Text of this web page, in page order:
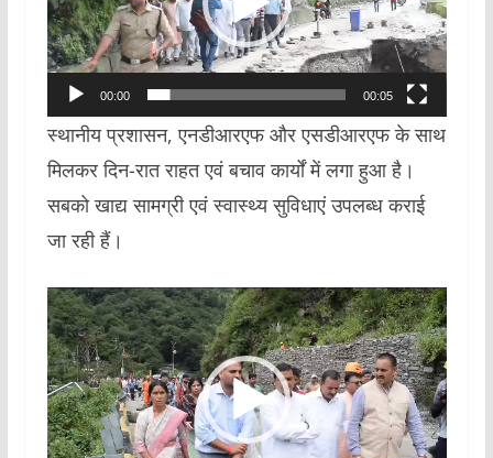
00:00 00:05
स्थानीय प्रशासन, एनडीआरएफ और एसडीआरएफ के साथ
मिलकर दिन-रात राहत एवं बचाव कार्यों में लगा हुआ है।
सबको खाद्य सामग्री एवं स्वास्थ्य सुविधाएं उपलब्ध कराई
जा रही हैं।
Video
Player